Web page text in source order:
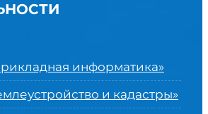
информатика»
и кадастры»